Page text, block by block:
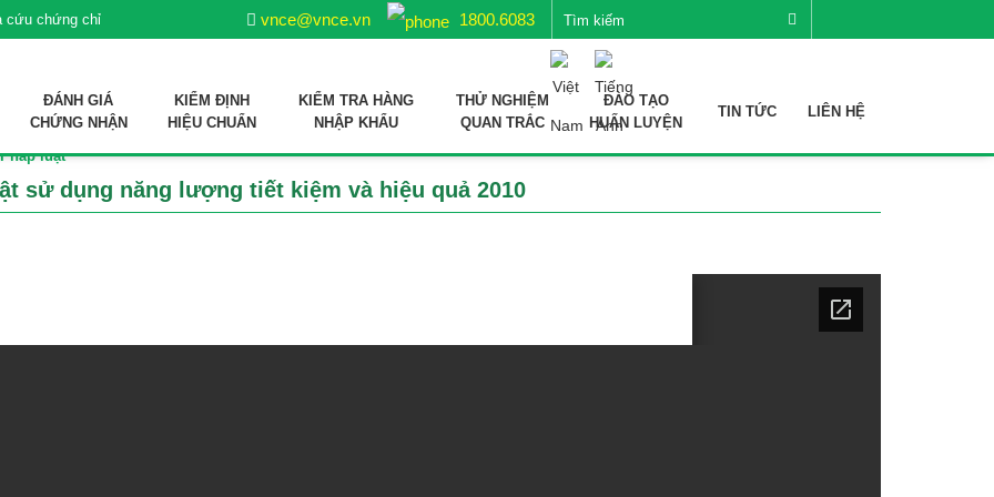
cứu chứng chỉ vnce@vnce.vn 1800.6083
ĐÁNH GIÁ
CHỨNG NHẬN
KIỂM ĐỊNH
HIỆU CHUẨN
KIỂM TRA HÀNG
NHẬP KHẨU
THỬ NGHIỆM
QUAN TRẮC
ĐÀO TẠO
HUẤN LUYỆN
TIN TỨC LIÊN HỆ
luật
sử dụng năng lượng tiết kiệm và hiệu quả 2010